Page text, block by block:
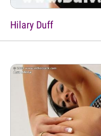
Hilary Duff